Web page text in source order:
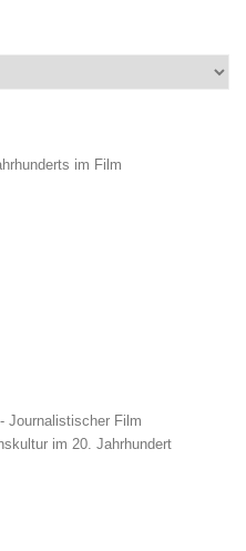
im Film
Journalistischer Film
im 20. Jahrhundert